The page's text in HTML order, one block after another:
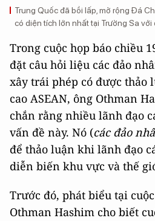
Trung Quốc đã bồi lấp, mở rộng Đá
có diện tích lớn nhất tại Trường Sa
Trong cuộc họp báo chiều
đặt câu hỏi liệu các đảo
xây trái phép có được thảo
cao ASEAN, ông Othman
chắn rằng nhiều lãnh đạo
vấn đề này. Nó (các đảo
để thảo luận khi lãnh đạo
diễn biến khu vực và thế
Trước đó, phát biểu tại
Othman Hashim cho biết